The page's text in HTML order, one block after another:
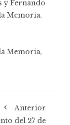
y Fernando
Memoria.
Memoria,
Anterior
del 27 de